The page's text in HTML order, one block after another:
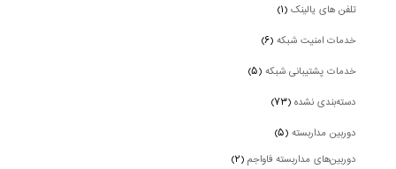
تلفن های یالینک(۱)
خدمات امنیت شبکه(۶)
خدمات پشتیبانی شبکه(۵)
دسته‌بندی نشده(۷۳)
دوربین‌ مداربسته(۵)
دوربین‌های مداربسته فاواجم(۲)